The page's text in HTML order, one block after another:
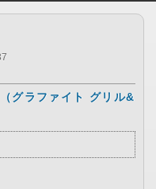
グラファイト グリル&